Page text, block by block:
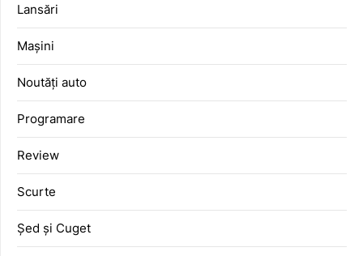
Lansări
Mașini
Noutăți auto
Programare
Review
Scurte
Șed și Cuget